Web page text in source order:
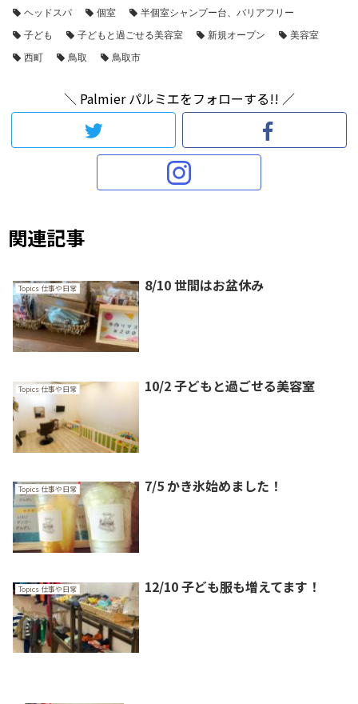
ヘッドスパ
個室
半個室シャンプー台、バリアフリー
子ども
子どもと過ごせる美容室 新規オープン
美容室
西町
鳥取 鳥取市
＼ Palmier パルミエをフォローする!! ／
関連記事
Topics 仕事や日常 8/10 世間はお盆休み
Topics 仕事や日常 10/2 子どもと過ごせる美容室
Topics 仕事や日常 7/5 かき氷始めました！
Topics 仕事や日常 12/10 子ども服も増えてます！